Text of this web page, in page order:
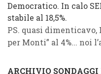
Democratico. In calo
stabile al 18,5%.
PS. quasi dimenticavo,
per Monti” al 4%... noi
ARCHIVIO SONDAGGI